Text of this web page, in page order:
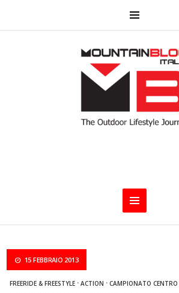
15 FEBBRAIO 2013
FREERIDE & FREESTYLE ·ACTION ·CAMPIONATO